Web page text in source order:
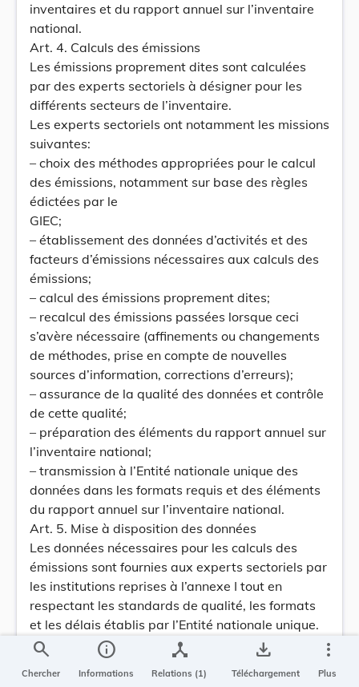
inventaires et du rapport annuel sur l’inventaire
national.
Art. 4. Calculs des émissions
Les émissions proprement dites sont calculées
par des experts sectoriels à désigner pour les
différents secteurs de l’inventaire.
Les experts sectoriels ont notamment les missions
suivantes:
– choix des méthodes appropriées pour le calcul
des émissions, notamment sur base des règles
édictées par le
GIEC;
– établissement des données d’activités et des
facteurs d’émissions nécessaires aux calculs des
émissions;
– calcul des émissions proprement dites;
– recalcul des émissions passées lorsque ceci
s’avère nécessaire (affinements ou changements
de méthodes, prise en compte de nouvelles
sources d’information, corrections d’erreurs);
– assurance de la qualité des données et contrôle
de cette qualité;
– préparation des éléments du rapport annuel sur
l’inventaire national;
– transmission à l’Entité nationale unique des
données dans les formats requis et des éléments
du rapport annuel sur l’inventaire national.
Art. 5. Mise à disposition des données
Les données nécessaires pour les calculs des
émissions sont fournies aux experts sectoriels par
les institutions reprises à l’annexe I tout en
respectant les standards de qualité, les formats
et les délais établis par l’Entité nationale unique.
Il s’agit notamment de données résultant de
statistiques, d’inventaires ou d’autres sources de
données établies par ces instances.
search
Chercher
info
Informations
device_hub
Relations (1)
save_alt
Téléchargement
more_vert
Plus